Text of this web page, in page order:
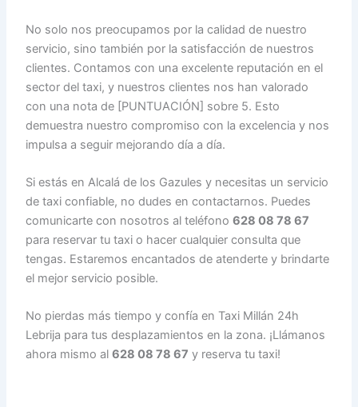
No solo nos preocupamos por la calidad de nuestro
servicio, sino también por la satisfacción de nuestros
clientes. Contamos con una excelente reputación en el
sector del taxi, y nuestros clientes nos han valorado
con una nota de [PUNTUACIÓN] sobre 5. Esto
demuestra nuestro compromiso con la excelencia y nos
impulsa a seguir mejorando día a día.
Si estás en Alcalá de los Gazules y necesitas un servicio
de taxi confiable, no dudes en contactarnos. Puedes
comunicarte con nosotros al teléfono628 08 78 67
para reservar tu taxi o hacer cualquier consulta que
tengas. Estaremos encantados de atenderte y brindarte
el mejor servicio posible.
No pierdas más tiempo y confía en Taxi Millán 24h
Lebrija para tus desplazamientos en la zona. ¡Llámanos
ahora mismo al628 08 78 67 y reserva tu taxi!